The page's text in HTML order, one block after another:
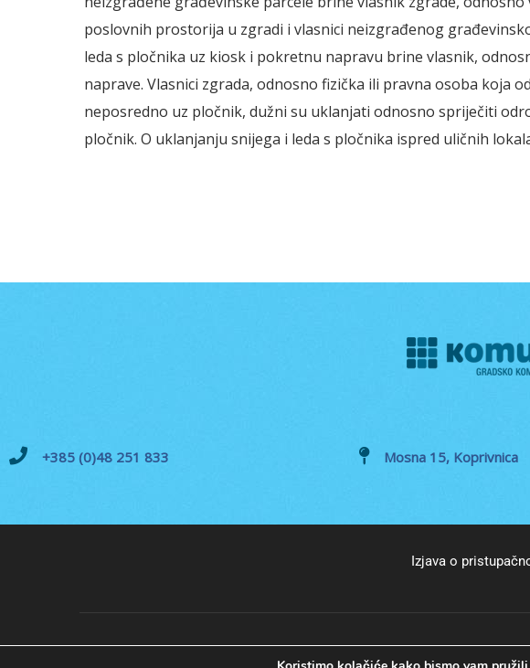
poslovnih prostorija u zgradi i vlasnici neizgrađenog
leda s pločnika uz kiosk i pokretnu napravu brine vlasnik,
naprave. Vlasnici zgrada, odnosno fizička ili pravna osoba koja
neposredno uz pločnik, dužni su uklanjati odnosno spriječiti
pločnik. O uklanjanju snijega i leda s pločnika ispred uličnih
+385 (0)48 251 833 Mosna 15, Koprivnica
Izjava o
© GKP